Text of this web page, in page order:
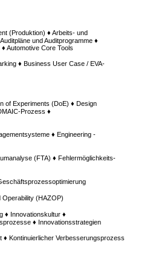
(Produktion) ♦ Arbeits- und
und Auditprogramme ♦
Automotive Core Tools
♦ Business User Case / EVA-
of Experiments (DoE) ♦ Design
Prozess ♦
♦ Engineering -
(FTA) ♦ Fehlermöglichkeits-
Operability (HAZOP)
♦ Innovationskultur ♦
♦ Innovationsstrategien
♦ Kontinuierlicher Verbesserungsprozess